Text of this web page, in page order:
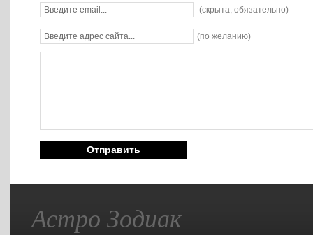
(скрыта, обязательно)
(по желанию)
Астро Зодиак